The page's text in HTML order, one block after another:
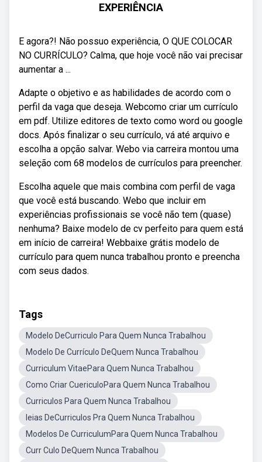
EXPERIÊNCIA
E agora?! Não possuo experiência, O QUE COLOCAR
NO CURRÍCULO? Calma, que hoje você não vai precisar
aumentar a ...
Adapte o objetivo e as habilidades de acordo com o
perfil da vaga que deseja. Webcomo criar um currículo
em pdf. Utilize editores de texto como word ou google
docs. Após finalizar o seu currículo, vá até arquivo e
escolha a opção salvar. Webo via carreira montou uma
seleção com 68 modelos de currículos para preencher.
Escolha aquele que mais combina com perfil de vaga
que você está buscando. Webo que incluir em
experiências profissionais se você não tem (quase)
nenhuma? Baixe modelo de cv perfeito para quem está
em início de carreira! Webbaixe grátis modelo de
currículo para quem nunca trabalhou pronto e preencha
com seus dados.
Tags
Modelo DeCurriculo Para Quem Nunca Trabalhou
Modelo De Currículo DeQuem Nunca Trabalhou
Curriculum VitaePara Quem Nunca Trabalhou
Como Criar CuericuloPara Quem Nunca Trabalhou
Curriculos Para Quem Nunca Trabalhou
Ieias DeCurriculos Pra Quem Nunca Trabalhou
Modelos De CurriculumPara Quem Nunca Trabalhou
Curr Culo DeQuem Nunca Trabalhou